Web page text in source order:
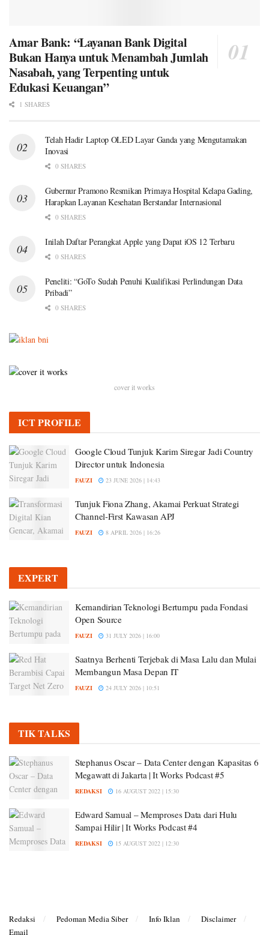
Amar Bank: “Layanan Bank Digital
Bukan Hanya untuk Menambah Jumlah
Nasabah, yang Terpenting untuk
Edukasi Keuangan”
1 SHARES
Telah Hadir Laptop OLED Layar Ganda yang Mengutamakan
Inovasi
0 SHARES
Gubernur Pramono Resmikan Primaya Hospital Kelapa Gading,
Harapkan Layanan Kesehatan Berstandar Internasional
0 SHARES
Inilah Daftar Perangkat Apple yang Dapat iOS 12 Terbaru
0 SHARES
Peneliti: “GoTo Sudah Penuhi Kualifikasi Perlindungan Data
Pribadi”
0 SHARES
cover it works
ICT PROFILE
Google Cloud Tunjuk Karim Siregar Jadi Country
Director untuk Indonesia
FAUZI 23 JUNE 2026 | 14:43
Tunjuk Fiona Zhang, Akamai Perkuat Strategi
Channel-First Kawasan APJ
FAUZI 8 APRIL 2026 | 16:26
EXPERT
Kemandirian Teknologi Bertumpu pada Fondasi
Open Source
FAUZI 31 JULY 2026 | 16:00
Saatnya Berhenti Terjebak di Masa Lalu dan Mulai
Membangun Masa Depan IT
FAUZI 24 JULY 2026 | 10:51
TIK TALKS
Stephanus Oscar – Data Center dengan Kapasitas 6
Megawatt di Jakarta | It Works Podcast #5
REDAKSI 16 AUGUST 2022 | 15:30
Edward Samual – Memproses Data dari Hulu
Sampai Hilir | It Works Podcast #4
REDAKSI 15 AUGUST 2022 | 12:30
Redaksi Pedoman Media Siber Info Iklan
Disclaimer
Email